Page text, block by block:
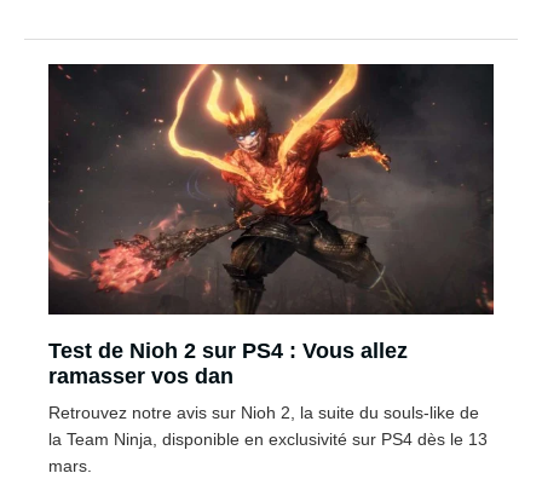
Test de Nioh 2 sur PS4 : Vous allez
ramasser vos dan
Retrouvez notre avis sur Nioh 2, la suite du souls-like de
la Team Ninja, disponible en exclusivité sur PS4 dès le 13
mars.